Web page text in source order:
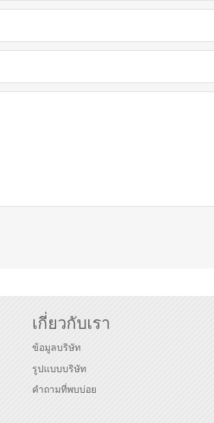
เกี่ยวกับเรา
ข้อมูลบริษัท
รูปแบบบริษัท
คำถามที่พบบ่อย